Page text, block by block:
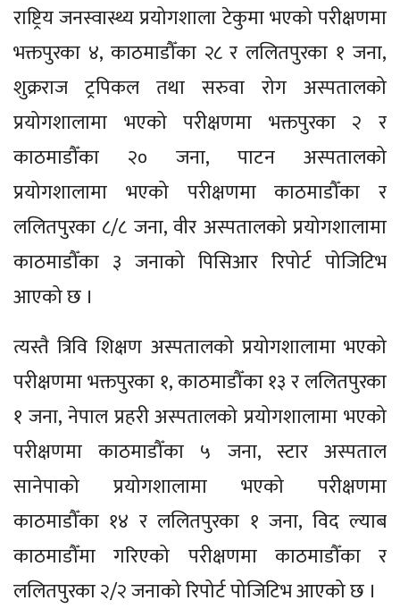
राष्ट्रिय जनस्वास्थ्य प्रयोगशाला टेकुमा भएको परीक्षणमा
भक्तपुरका ४, काठमाडौँका २८ र ललितपुरका १ जना,
शुक्रराज ट्रपिकल तथा सरुवा रोग अस्पतालको
प्रयोगशालामा भएको परीक्षणमा भक्तपुरका २ र
काठमाडौँका २० जना, पाटन अस्पतालको
प्रयोगशालामा भएको परीक्षणमा काठमाडौँका र
ललितपुरका ८/८ जना, वीर अस्पतालको प्रयोगशालामा
काठमाडौँका ३ जनाको पिसिआर रिपोर्ट पोजिटिभ
आएको छ ।
त्यस्तै त्रिवि शिक्षण अस्पतालको प्रयोगशालामा भएको
परीक्षणमा भक्तपुरका १, काठमाडौँका १३ र ललितपुरका
१ जना, नेपाल प्रहरी अस्पतालको प्रयोगशालामा भएको
परीक्षणमा काठमाडौँका ५ जना, स्टार अस्पताल
सानेपाको प्रयोगशालामा भएको परीक्षणमा
काठमाडौँका १४ र ललितपुरका १ जना, विद ल्याब
काठमाडौँमा गरिएको परीक्षणमा काठमाडौँका र
ललितपुरका २/२ जनाको रिपोर्ट पोजिटिभ आएको छ ।